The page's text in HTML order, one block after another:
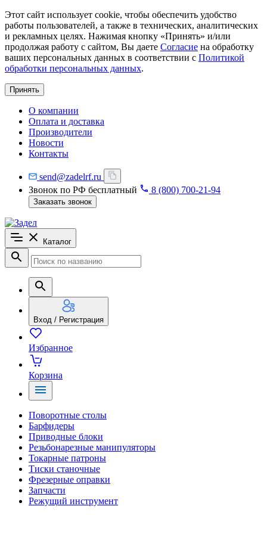
Этот сайт использует cookie, чтобы обеспечить удобство
работы пользователей, а также в технических, аналитических
и рекламных целях. Нажимая кнопку «Принять» и/или
продолжая работу с сайтом, Вы даете Согласие на обработку
ваших персональных данных в соответствии с Политикой
обработки персональных данных.
Принять
О компании
Оплата и доставка
Производители
Новости
Контакты
send@zadelrf.ru
Звонок по РФ бесплатный
8 (800) 700-21-94
Заказать звонок
Каталог
Вход / Регистрация
Избранное
Корзина
Поворотные столы
Барфидеры
Приводные блоки
Резьбонарезные манипуляторы
Токарные патроны
Тиски станочные
Фрезерные оправки
Запчасти
Режущий инструмент